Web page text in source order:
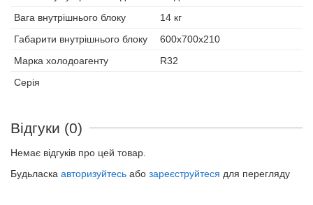
Вага внутрішнього блоку
14 кг
Габарити внутрішнього блоку
600х700х210
Марка холодоагенту
R32
Серія
Відгуки (0)
Немає відгуків про цей товар.
Будьласка авторизуйтесь або зареєструйтеся для перегляду